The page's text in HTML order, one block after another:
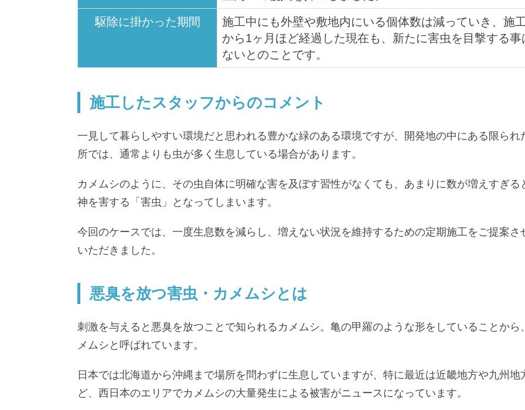
駆除に掛かった期間
施工中にも外壁や敷地内にいる個体数は減っていき、施
から1ヶ月ほど経過した現在も、新たに害虫を目撃する事
ないとのことです。
施工したスタッフからのコメント
一見して暮らしやすい環境だと思われる豊かな緑のある環境ですが、開発地の中にある限られ
所では、通常よりも虫が多く生息している場合があります。
カメムシのように、その虫自体に明確な害を及ぼす習性がなくても、あまりに数が増えすぎる
神を害する「害虫」となってしまいます。
今回のケースでは、一度生息数を減らし、増えない状況を維持するための定期施工をご提案さ
いただきました。
悪臭を放つ害虫・カメムシとは
刺激を与えると悪臭を放つことで知られるカメムシ。亀の甲羅のような形をしていることから
メムシと呼ばれています。
日本では北海道から沖縄まで場所を問わずに生息していますが、特に最近は近畿地方や九州地
ど、西日本のエリアでカメムシの大量発生による被害がニュースになっています。